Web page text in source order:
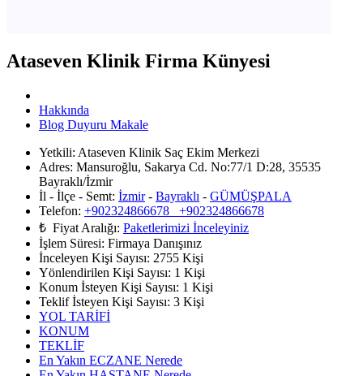
Ataseven Klinik Firma Künyesi
Hakkında
Blog Duyuru Makale
Yetkili: Ataseven Klinik Saç Ekim Merkezi
Adres: Mansuroğlu, Sakarya Cd. No:77/1 D:28, 35535
Bayraklı/İzmir
İl - İlçe - Semt: İzmir- Bayraklı - GÜMÜŞPALA
Telefon: +902324866678 +902324866678
₺ Fiyat Aralığı: Paketlerimizi İnceleyiniz
İşlem Süresi: Firmaya Danışınız
İnceleyen Kişi Sayısı: 2755 Kişi
Yönlendirilen Kişi Sayısı: 1 Kişi
Konum İsteyen Kişi Sayısı: 1 Kişi
Teklif İsteyen Kişi Sayısı: 3 Kişi
YOL TARİFİ
KONUM
TEKLİF
En Yakın ECZANE Nerede